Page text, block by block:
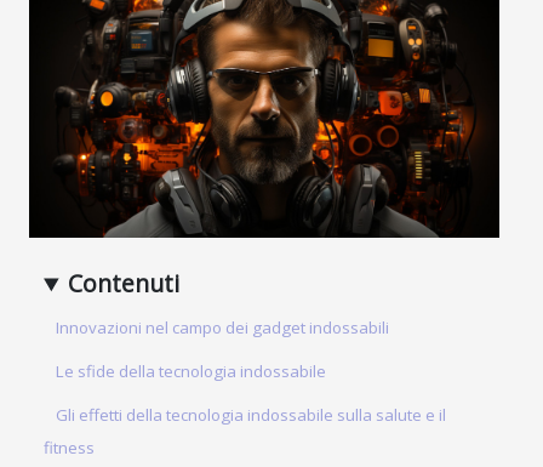
Contenuti
Innovazioni nel campo dei gadget indossabili
Le sfide della tecnologia indossabile
Gli effetti della tecnologia indossabile sulla salute e il
fitness